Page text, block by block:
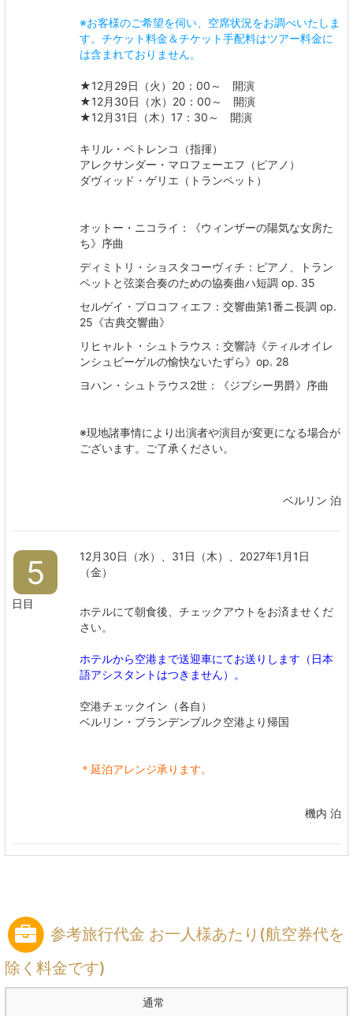
※お客様のご希望を伺い、空席状況をお調べいたしま
す。チケット料金＆チケット手配料はツアー料金に
は含まれておりません。
★12月29日（火）20：00～ 開演
★12月30日（水）20：00～ 開演
★12月31日（木）17：30～ 開演
キリル・ペトレンコ（指揮）
アレクサンダー・マロフェーエフ（ピアノ）
ダヴィッド・ゲリエ（トランペット）
オットー・ニコライ：《ウィンザーの陽気な女房た
ち》序曲
ディミトリ・ショスタコーヴィチ：ピアノ、トラン
ペットと弦楽合奏のための協奏曲ハ短調 op. 35
セルゲイ・プロコフィエフ：交響曲第1番ニ長調 op.
25《古典交響曲》
リヒャルト・シュトラウス：交響詩《ティルオイレ
ンシュピーゲルの愉快ないたずら》op. 28
ヨハン・シュトラウス2世：《ジプシー男爵》序曲
※現地諸事情により出演者や演目が変更になる場合が
ございます。ご了承ください。​​​​​​​​​​​​​​
ベルリン 泊
5
日目
12月30日（水）、31日（木）、2027年1月1日
（金）
ホテルにて朝食後、チェックアウトをお済ませくだ
さい。
ホテルから空港まで送迎車にてお送りします（日本
語アシスタントはつきません）。
空港チェックイン（各自）
ベルリン・ブランデンブルク空港より帰国
＊延泊アレンジ承ります。
機内 泊
参考旅行代金 お一人様あたり(航空券代を
除く料金です)
通常